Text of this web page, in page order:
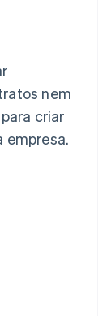
nem
criar
empresa.